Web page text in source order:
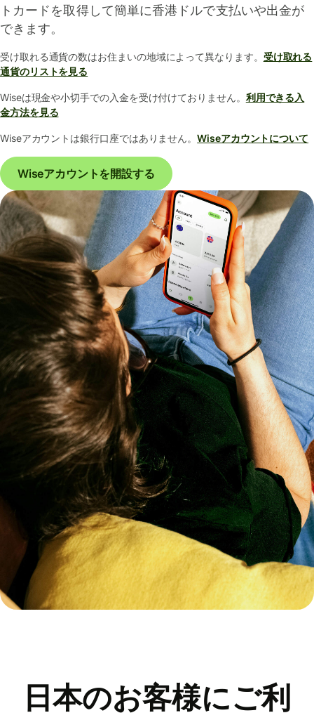
トカードを取得して簡単に香港ドルで支払いや出金が
できます。
受け取れる通貨の数はお住まいの地域によって異なります。 受け取れる
通貨のリストを見る
Wiseは現金や小切手での入金を受け付けておりません。 利用できる入
金方法を見る
Wiseアカウントは銀行口座ではありません。Wiseアカウントについて
Wiseアカウントを開設する
日本のお客様にご利